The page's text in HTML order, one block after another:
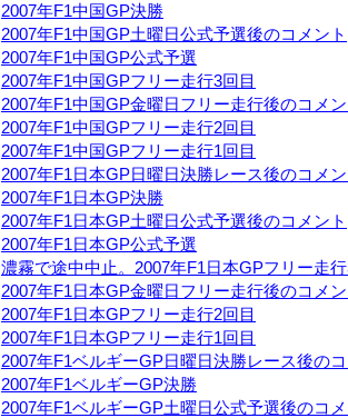
2007年F1中国GP決勝
2007年F1中国GP土曜日公式予選後のコメント
2007年F1中国GP公式予選
2007年F1中国GPフリー走行3回目
2007年F1中国GP金曜日フリー走行後のコメ
2007年F1中国GPフリー走行2回目
2007年F1中国GPフリー走行1回目
2007年F1日本GP日曜日決勝レース後のコメ
2007年F1日本GP決勝
2007年F1日本GP土曜日公式予選後のコメント
2007年F1日本GP公式予選
濃霧で途中中止。2007年F1日本GPフリー走
2007年F1日本GP金曜日フリー走行後のコメ
2007年F1日本GPフリー走行2回目
2007年F1日本GPフリー走行1回目
2007年F1ベルギーGP日曜日決勝レース後の
2007年F1ベルギーGP決勝
2007年F1ベルギーGP土曜日公式予選後のコ